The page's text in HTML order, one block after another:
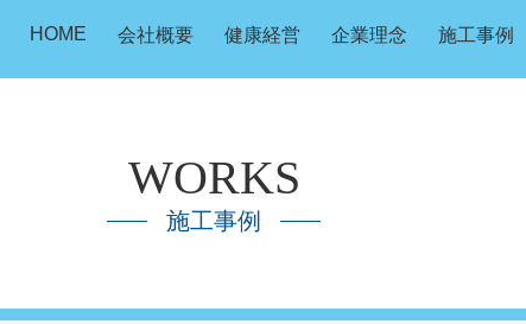
HOME 会社概要 健康経営 企業理念 施工事例
WORKS
施工事例